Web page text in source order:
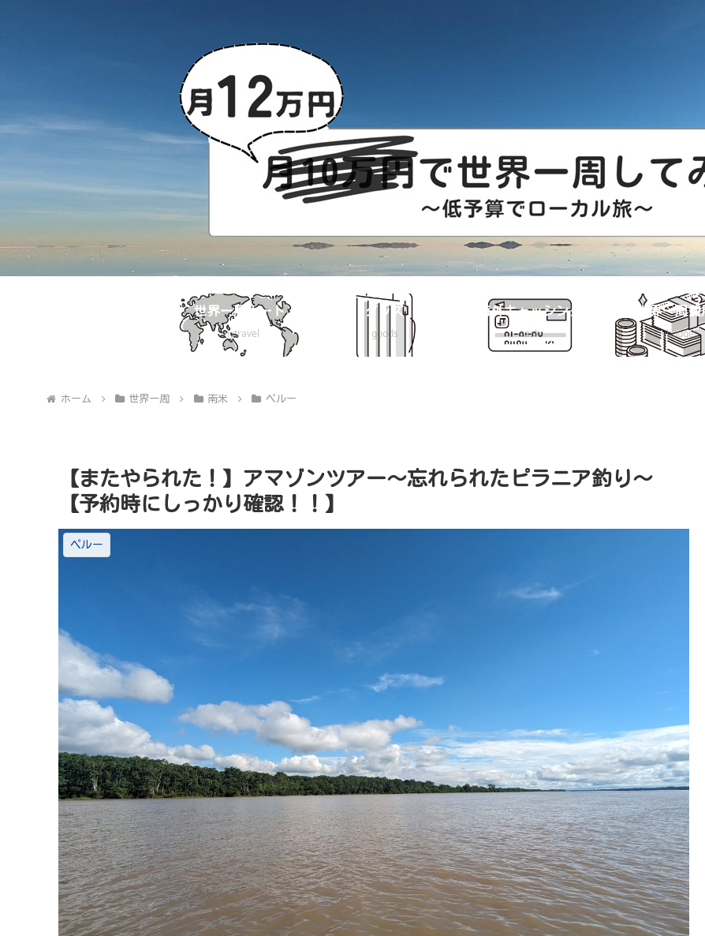
世界一周ルート
mytravel
グッズ
goods
海外キャッシング
cash
世界一周費
mybudget
ホーム 世界一周 南米 ペルー
【またやられた！】アマゾンツアー～忘れられたピラニア釣り～
【予約時にしっかり確認！！】
ペルー